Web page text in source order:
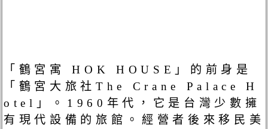
「鶴宮寓 HOK HOUSE」的前身是
「鶴宮大旅社The Crane Palace H
otel」。1960年代，它是台灣少數擁
有現代設備的旅館。經營者後來移民美